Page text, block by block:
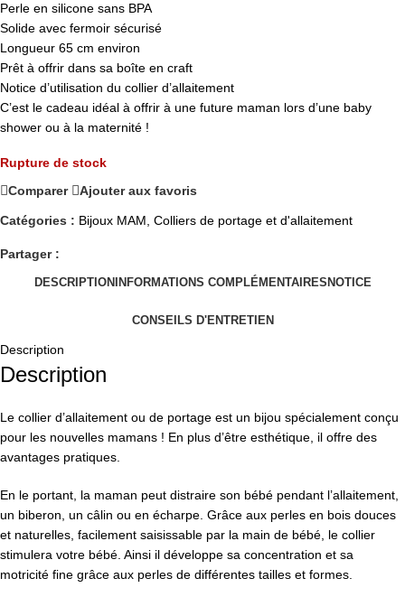
Perle en silicone sans BPA
Solide avec fermoir sécurisé
Longueur 65 cm environ
Prêt à offrir dans sa boîte en craft
Notice d’utilisation du collier d’allaitement
C’est le cadeau idéal à offrir à une future maman lors d’une baby
shower ou à la maternité !
Rupture de stock
Comparer
Ajouter aux favoris
Catégories : Bijoux MAM Colliers de portage et d'allaitement
Partager :
DESCRIPTION INFORMATIONS COMPLÉMENTAIRES NOTICE
CONSEILS D'ENTRETIEN
Description
Description
Le collier d’allaitement ou de portage est un bijou spécialement conçu
pour les nouvelles mamans ! En plus d’être esthétique, il offre des
avantages pratiques.
En le portant, la maman peut distraire son bébé pendant l’allaitement,
un biberon, un câlin ou en écharpe. Grâce aux perles en bois douces
et naturelles, facilement saisissable par la main de bébé, le collier
stimulera votre bébé. Ainsi il développe sa concentration et sa
motricité fine grâce aux perles de différentes tailles et formes.